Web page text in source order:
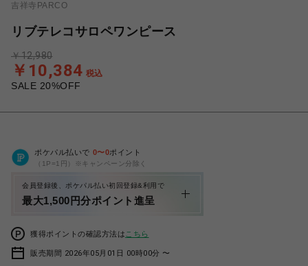
吉祥寺PARCO
リブテレコサロペワンピース
SALE 20%OFF
￥10,384 税込
￥12,980
ポケパル払いで 0〜0ポイント
（1P=1円）※キャンペーン分除く
会員登録後、ポケパル払い初回登録&利用で
最大1,500円分ポイント進呈
獲得ポイントの確認方法は こちら
販売期間 2026年05月01日 00時00分 〜